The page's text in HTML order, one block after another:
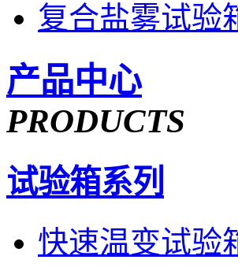
复合盐雾试验
产品中心
PRODUCTS
试验箱系列
快速温变试验